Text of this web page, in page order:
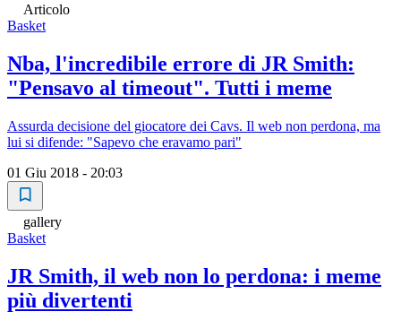
Articolo
Basket
Nba, l'incredibile errore di JR Smith:
"Pensavo al timeout". Tutti i meme
Assurda decisione del giocatore dei Cavs. Il web non perdona, ma
lui si difende: "Sapevo che eravamo pari"
01 Giu 2018 - 20:03
gallery
Basket
JR Smith, il web non lo perdona: i meme
più divertenti